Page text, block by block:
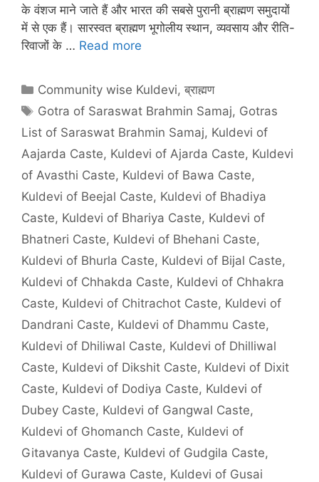
के वंशज माने जाते हैं और भारत की सबसे पुरानी ब्राह्मण समुदायों
में से एक हैं। सारस्वत ब्राह्मण भूगोलीय स्थान, व्यवसाय और रीति-
रिवाजों के … Read more
Categories
Community wise Kuldevi,ब्राह्मण
Tags
Gotra of Saraswat Brahmin Samaj, Gotras
List of Saraswat Brahmin Samaj, Kuldevi of
Aajarda Caste, Kuldevi of Ajarda Caste, Kuldevi
of Avasthi Caste, Kuldevi of Bawa Caste,
Kuldevi of Beejal Caste, Kuldevi of Bhadiya
Caste, Kuldevi of Bhariya Caste, Kuldevi of
Bhatneri Caste, Kuldevi of Bhehani Caste,
Kuldevi of Bhurla Caste, Kuldevi of Bijal Caste,
Kuldevi of Chhakda Caste, Kuldevi of Chhakra
Caste, Kuldevi of Chitrachot Caste, Kuldevi of
Dandrani Caste, Kuldevi of Dhammu Caste,
Kuldevi of Dhiliwal Caste, Kuldevi of Dhilliwal
Caste, Kuldevi of Dikshit Caste, Kuldevi of Dixit
Caste, Kuldevi of Dodiya Caste, Kuldevi of
Dubey Caste, Kuldevi of Gangwal Caste,
Kuldevi of Ghomanch Caste, Kuldevi of
Gitavanya Caste, Kuldevi of Gudgila Caste,
Kuldevi of Gurawa Caste, Kuldevi of Gusai